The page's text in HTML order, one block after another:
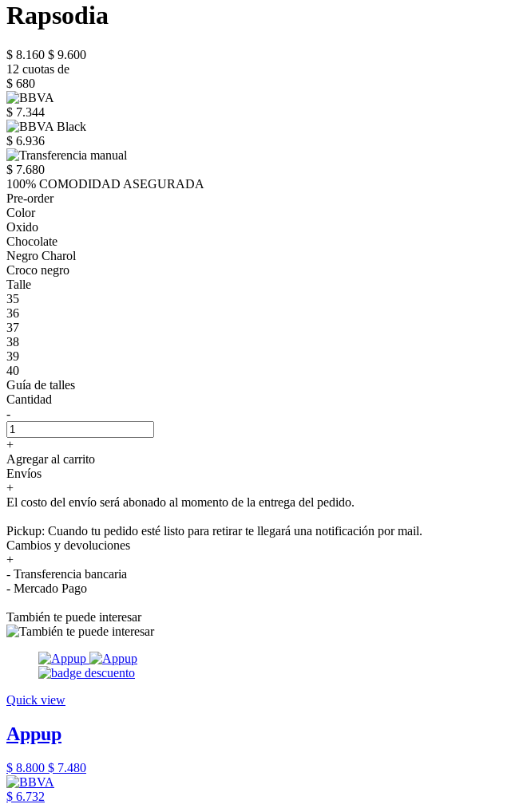
Rapsodia
$ 8.160 $ 9.600
12 cuotas de
$ 680
$ 7.344
$ 6.936
$ 7.680
100% COMODIDAD ASEGURADA
Pre-order
Color
Oxido
Chocolate
Negro Charol
Croco negro
Talle
35
36
37
38
39
40
Guía de talles
Cantidad
-
+
Agregar al carrito
Envíos
+
El costo del envío será abonado al momento de la entrega del pedido.
Pickup: Cuando tu pedido esté listo para retirar te llegará una notificación por mail.
Cambios y devoluciones
+
- Transferencia bancaria
- Mercado Pago
También te puede interesar
Quick view
Appup
$ 8.800 $ 7.480
$ 6.732